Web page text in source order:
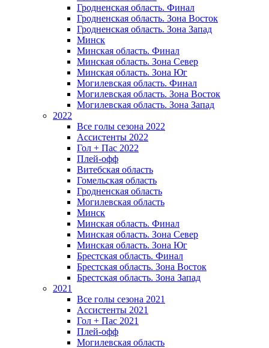
Гродненская область. Финал
Гродненская область. Зона Восток
Гродненская область. Зона Запад
Минск
Минская область. Финал
Минская область. Зона Север
Минская область. Зона Юг
Могилевская область. Финал
Могилевская область. Зона Восток
Могилевская область. Зона Запад
2022
Все голы сезона 2022
Ассистенты 2022
Гол + Пас 2022
Плей-офф
Витебская область
Гомельская область
Гродненская область
Могилевская область
Минск
Mинская область. Финал
Минская область. Зона Север
Минская область. Зона Юг
Брестская область. Финал
Брестская область. Зона Восток
Брестская область. Зона Запад
2021
Все голы сезона 2021
Ассистенты 2021
Гол + Пас 2021
Плей-офф
Могилевская область